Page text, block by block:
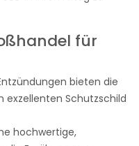
für
bieten die
exzellenten Schutzschild
hochwertige,